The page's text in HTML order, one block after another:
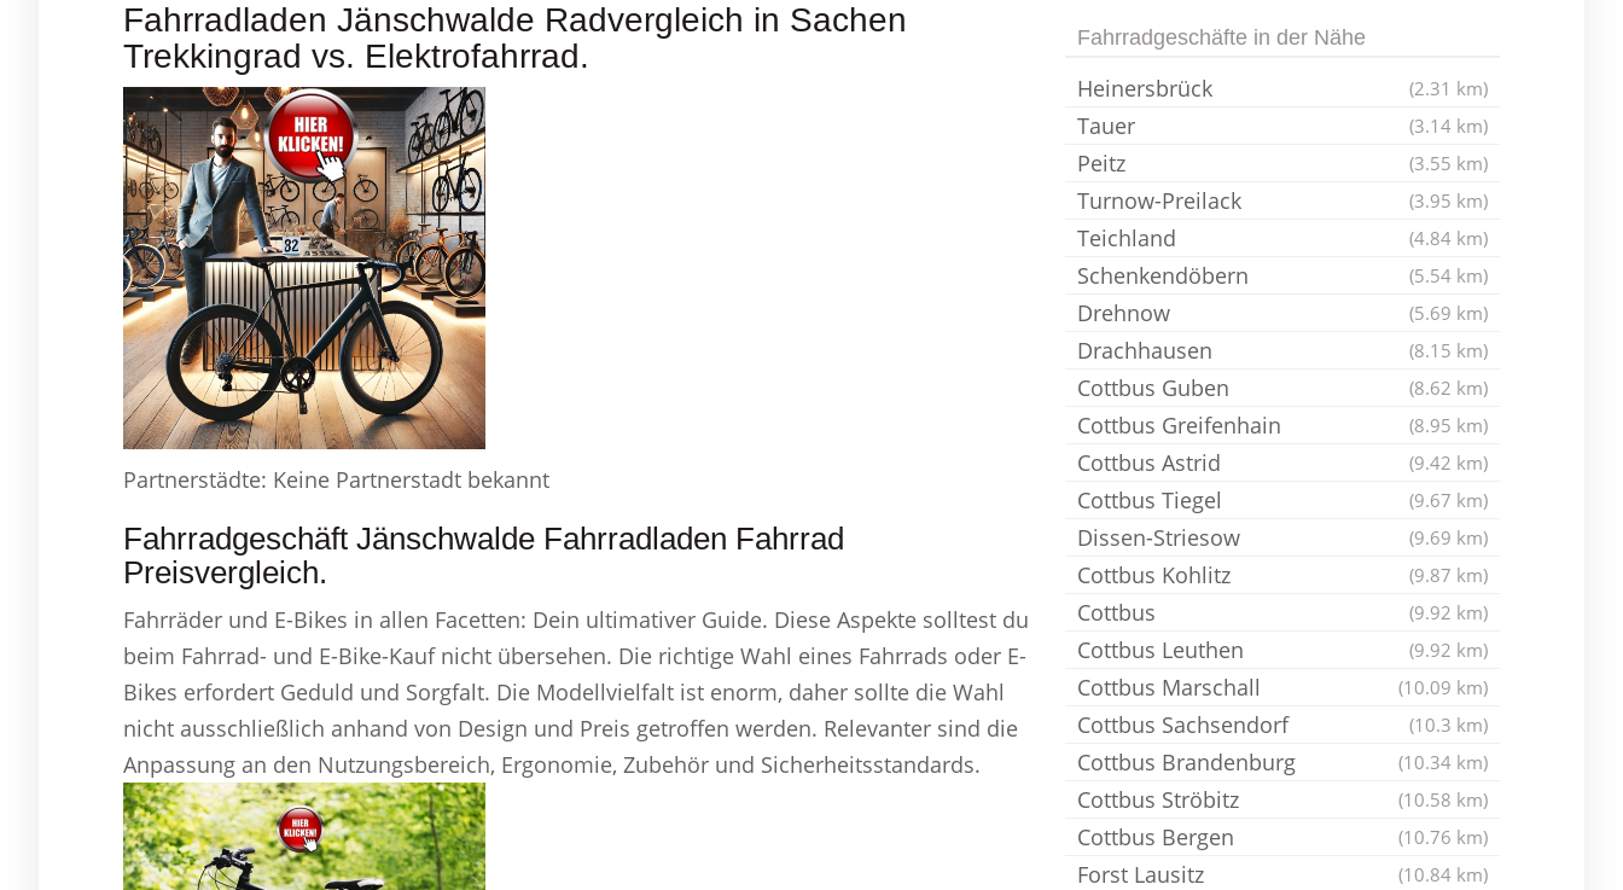
Fahrradladen Jänschwalde Radvergleich in Sachen
Trekkingrad vs. Elektrofahrrad.
Partnerstädte: Keine Partnerstadt bekannt
Fahrradgeschäft Jänschwalde Fahrradladen Fahrrad
Preisvergleich.
Fahrräder und E-Bikes in allen Facetten: Dein ultimativer Guide. Diese Aspekte solltest du
beim Fahrrad- und E-Bike-Kauf nicht übersehen. Die richtige Wahl eines Fahrrads oder E-
Bikes erfordert Geduld und Sorgfalt. Die Modellvielfalt ist enorm, daher sollte die Wahl
nicht ausschließlich anhand von Design und Preis getroffen werden. Relevanter sind die
Anpassung an den Nutzungsbereich, Ergonomie, Zubehör und Sicherheitsstandards.
Fahrradgeschäfte in der Nähe
Heinersbrück (2.31 km)
Tauer (3.14 km)
Peitz (3.55 km)
Turnow-Preilack (3.95 km)
Teichland (4.84 km)
Schenkendöbern (5.54 km)
Drehnow (5.69 km)
Drachhausen (8.15 km)
Cottbus Guben (8.62 km)
Cottbus Greifenhain (8.95 km)
Cottbus Astrid (9.42 km)
Cottbus Tiegel (9.67 km)
Dissen-Striesow (9.69 km)
Cottbus Kohlitz (9.87 km)
Cottbus (9.92 km)
Cottbus Leuthen (9.92 km)
Cottbus Marschall (10.09 km)
Cottbus Sachsendorf (10.3 km)
Cottbus Brandenburg (10.34 km)
Cottbus Ströbitz (10.58 km)
Cottbus Bergen (10.76 km)
Forst Lausitz (10.84 km)